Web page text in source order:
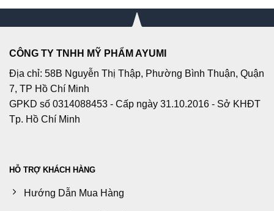
CÔNG TY TNHH MỸ PHẨM AYUMI
Địa chỉ: 58B Nguyễn Thị Thập, Phường Bình Thuận, Quận
7, TP Hồ Chí Minh
GPKD số 0314088453 - Cấp ngày 31.10.2016 - Sở KHĐT
Tp. Hồ Chí Minh
HỖ TRỢ KHÁCH HÀNG
Hướng Dẫn Mua Hàng